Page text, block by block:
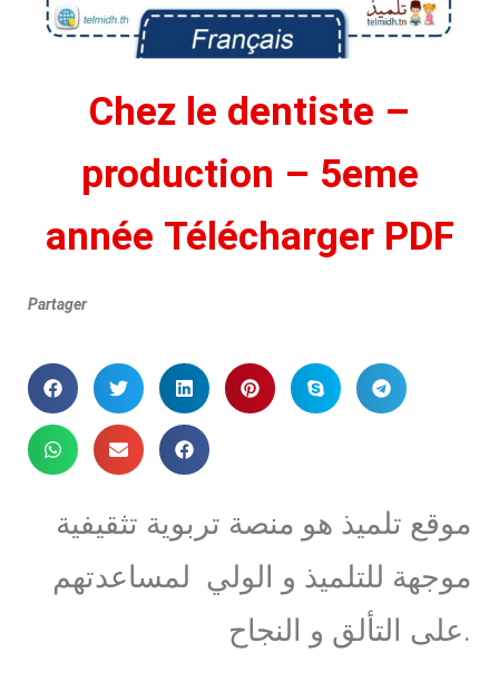
Chez le dentiste –
production – 5eme
année Télécharger PDF
Partager
موقع تلميذ هو منصة تربوية تثقيفية
موجهة للتلميذ و الولي لمساعدتهم
على التألق و النجاح.